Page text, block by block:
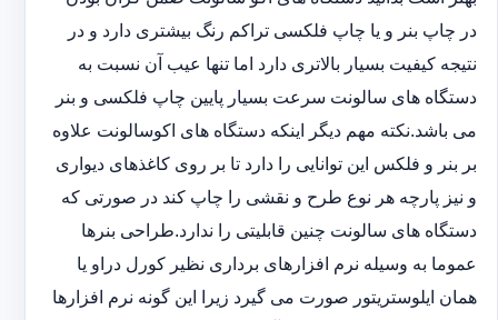
در چاپ بنر و یا چاپ فلکسی تراکم رنگ بیشتری دارد و در
نتیجه کیفیت بسیار بالاتری دارد اما تنها عیب آن نسبت به
دستگاه های سالونت سرعت بسیار پایین چاپ فلکسی و بنر
می باشد.نکته مهم دیگر اینکه دستگاه های اکوسالونت علاوه
بر بنر و فلکس این توانایی را دارد تا بر روی کاغذهای دیواری
و نیز پارچه هر نوع طرح و نقشی را چاپ کند در صورتی که
دستگاه های سالونت چنین قابلیتی را ندارد.طراحی بنرها
عموما به وسیله نرم افزارهای برداری نظیر کورل دراو یا
همان ایلوستریتور صورت می گیرد زیرا این گونه نرم افزارها